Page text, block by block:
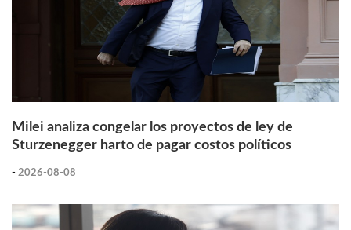
Milei analiza congelar los proyectos de ley de
Sturzenegger harto de pagar costos políticos
- 2026-08-08